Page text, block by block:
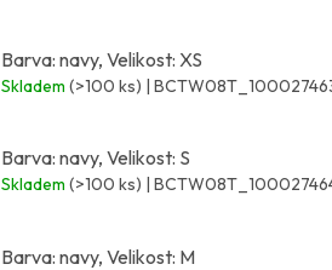
Barva: navy, Velikost: XS
Skladem (>100 ks) |
Barva: navy, Velikost: S
Skladem (>100 ks) |
Barva: navy, Velikost: M